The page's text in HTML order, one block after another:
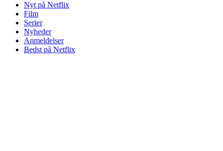
Nyt på Netflix
Film
Serier
Nyheder
Anmeldelser
Bedst på Netflix